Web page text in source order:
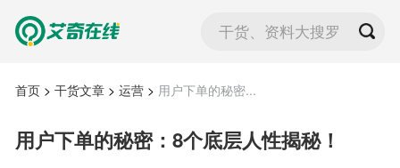
干货、资料大搜罗
首页> 干货文章> 运营> 用户下单的秘密...
用户下单的秘密：8个底层人性揭秘！